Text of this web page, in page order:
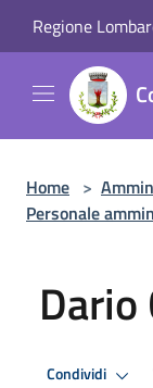
Regione
Home >
Personale
Condividi